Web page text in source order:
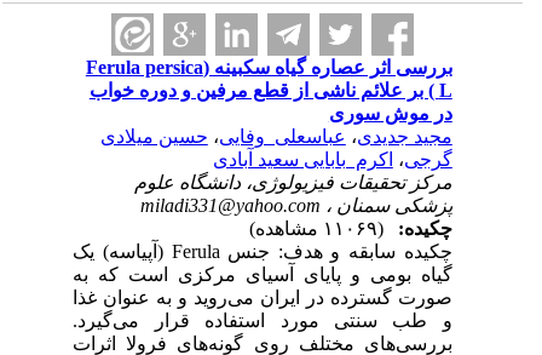
بررسی‌ اثر عصاره گیاه سکبینه (Ferula persica
L ) بر علائم‌ ناشی‌ از قطع‌ مرفین‌ و دوره‌ خواب‌
در موش سوری
مجید جدیدی،عباسعلی ‌ وفایی،حسین میلادی
گرجی،اکرم ‌ بابایی‌ سعید آبادی‌
مرکز تحقیقات فیزیولوژی، دانشگاه علوم
پزشکی سمنان ، miladi331@yahoo.com
چکیده:
چکیده سابقه و هدف: جنس Ferula (آپیاسه) یک
گیاه بومی و پایای آسیای مرکزی است که به
صورت گسترده در ایران می‌روید و به عنوان غذا
و طب سنتی مورد استفاده قرار می‌گیرد.
بررسی‌های مختلف روی گونه‌های فرولا اثرات